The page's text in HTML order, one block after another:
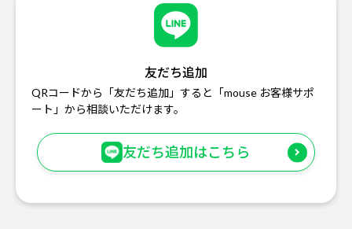
友だち追加
QRコードから「友だち追加」すると「mouse お客様サポ
ート」から相談いただけます。
友だち追加はこちら